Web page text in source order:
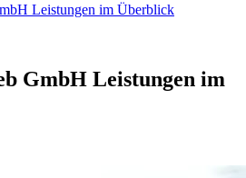
Leistungen im Überblick
GmbH Leistungen im